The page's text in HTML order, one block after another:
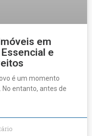
em
e
é um momento
entanto, antes de